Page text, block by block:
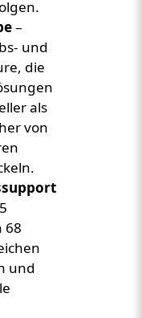
–
und
die
als
von
68
und